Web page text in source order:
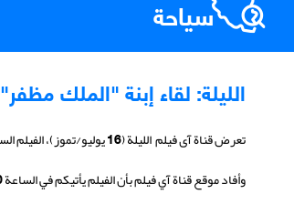
سياحة
الليلة: لقاء إبنة "الملك
تعرض قناة آی فیلم اللیلة (16 يوليو/تموز)، الفيلم السينمائي "
وأفاد موقع قناة آي فيلم بأن الفيلم يأتيكم في الساعة 22:00 بتوقيت مكة المكرمة ويعاد بثه يوم الأحد (17 يوليو/تموز) في الساعات 04:00 و10:00 و16:00.